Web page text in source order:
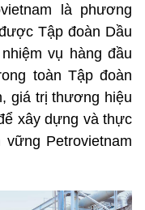
là phương
Tập đoàn Dầu
vụ hàng đầu
toàn Tập đoàn
giá trị thương hiệu
xây dựng và thực
Petrovietnam